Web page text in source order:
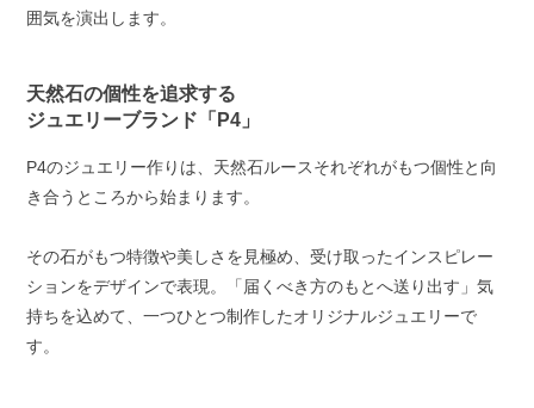
囲気を演出します。
天然石の個性を追求する
ジュエリーブランド「P4」
P4のジュエリー作りは、天然石ルースそれぞれがもつ個性と向
き合うところから始まります。
その石がもつ特徴や美しさを見極め、受け取ったインスピレー
ションをデザインで表現。「届くべき方のもとへ送り出す」気
持ちを込めて、一つひとつ制作したオリジナルジュエリーで
す。